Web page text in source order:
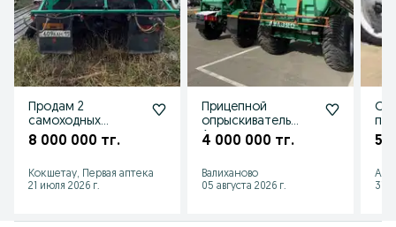
Продам 2
самоходных
опрыскивателя
8 000 000 тг.
Кокшетау, Первая аптека
21 июля 2026 г.
Прицепной
опрыскиватель
Авагро
4 000 000 тг.
Валиханово
05 августа 2026 г.
5
31